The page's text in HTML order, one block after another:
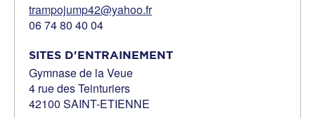
trampojump42@yahoo.fr
06 74 80 40 04
SITES D'ENTRAINEMENT
Gymnase de la Veue
4 rue des Teinturiers
42100 SAINT-ETIENNE